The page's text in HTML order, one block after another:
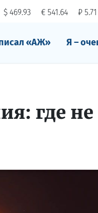
$ 469.93 € 541.64 ₽ 5.71
«АЖ» Я –
где не